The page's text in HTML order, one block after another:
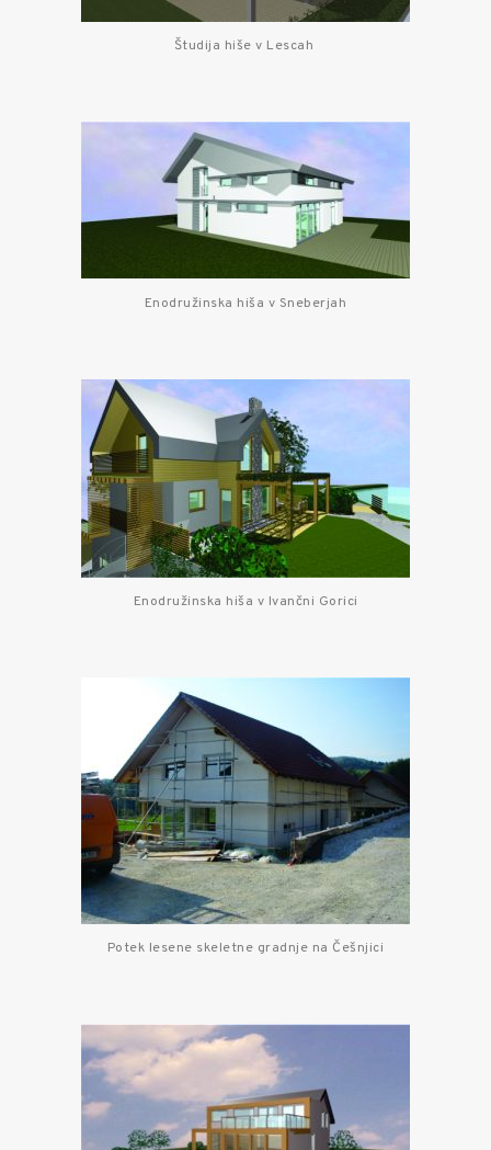
Študija hiše v Lescah
Enodružinska hiša v Sneberjah
Enodružinska hiša v Ivančni Gorici
Potek lesene skeletne gradnje na Češnjici